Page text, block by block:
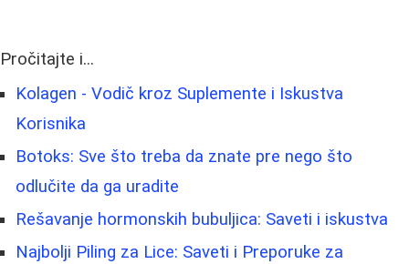
Pročitajte i...
Kolagen - Vodič kroz Suplemente i Iskustva
Korisnika
Botoks: Sve što treba da znate pre nego što
odlučite da ga uradite
Rešavanje hormonskih bubuljica: Saveti i iskustva
Najbolji Piling za Lice: Saveti i Preporuke za